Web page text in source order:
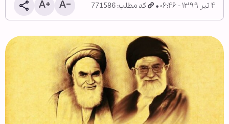
۴ تیر ۱۳۹۹ - ۰۶:۴۶ کد مطلب: 771586